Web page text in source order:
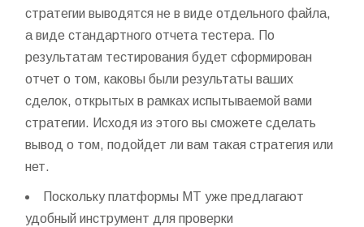
стратегии выводятся не в виде отдельного файла,
а виде стандартного отчета тестера. По
результатам тестирования будет сформирован
отчет о том, каковы были результаты ваших
сделок, открытых в рамках испытываемой вами
стратегии. Исходя из этого вы сможете сделать
вывод о том, подойдет ли вам такая стратегия или
нет.
Поскольку платформы MT уже предлагают
удобный инструмент для проверки